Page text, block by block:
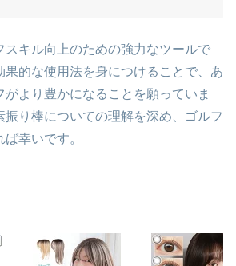
スキル向上のための強力なツールで
果的な使用法を身につけることで、あ
がより豊かになることを願っていま
振り棒についての理解を深め、ゴルフ
ば幸いです。